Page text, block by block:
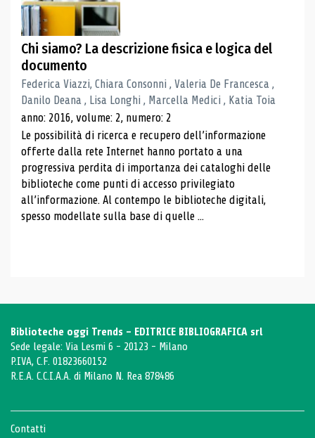
Chi siamo? La descrizione fisica e logica del
documento
Federica Viazzi, Chiara Consonni , Valeria De Francesca ,
Danilo Deana , Lisa Longhi , Marcella Medici , Katia Toia
anno: 2016, volume: 2, numero: 2
Le possibilità di ricerca e recupero dell’informazione
offerte dalla rete Internet hanno portato a una
progressiva perdita di importanza dei cataloghi delle
biblioteche come punti di accesso privilegiato
all’informazione. Al contempo le biblioteche digitali,
spesso modellate sulla base di quelle ...
Biblioteche oggi Trends - EDITRICE BIBLIOGRAFICA srl
Sede legale: Via Lesmi 6 - 20123 - Milano
P.IVA, C.F. 01823660152
R.E.A. C.C.I.A.A. di Milano N. Rea 878486
Contatti